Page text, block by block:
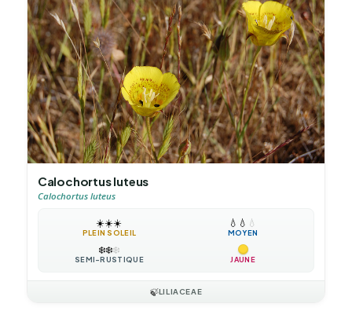
Calochortus luteus
Calochortus luteus
☀️☀️☀️
PLEIN SOLEIL
💧 💧 💧
MOYEN
❄️❄️❄️
SEMI-RUSTIQUE JAUNE
🍃LILIACEAE